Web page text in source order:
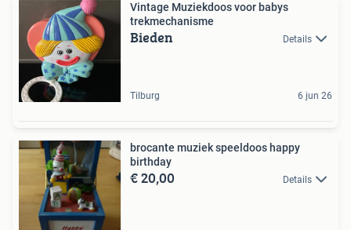
Vintage Muziekdoos voor babys
trekmechanisme
Bieden Details
Tilburg 6 jun 26
brocante muziek speeldoos happy
birthday
€ 20,00 Details